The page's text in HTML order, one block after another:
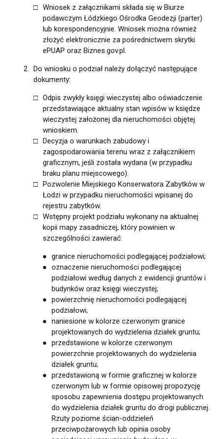
Wniosek z załącznikami składa się w Biurze
podawczym Łódzkiego Ośrodka Geodezji (parter)
lub korespondencyjnie. Wniosek można również
złożyć elektronicznie za pośrednictwem skrytki
ePUAP oraz Biznes.gov.pl.
Do wniosku o podział należy dołączyć następujące
dokumenty:
Odpis zwykły księgi wieczystej albo oświadczenie
przedstawiające aktualny stan wpisów w księdze
wieczystej założonej dla nieruchomości objętej
wnioskiem.
Decyzja o warunkach zabudowy i
zagospodarowania terenu wraz z załącznikiem
graficznym, jeśli została wydana (w przypadku
braku planu miejscowego).
Pozwolenie Miejskiego Konserwatora Zabytków w
Łodzi w przypadku nieruchomości wpisanej do
rejestru zabytków.
Wstępny projekt podziału wykonany na aktualnej
kopii mapy zasadniczej, który powinien w
szczególności zawierać:
granice nieruchomości podlegającej podziałowi;
oznaczenie nieruchomości podlegającej
podziałowi według danych z ewidencji gruntów i
budynków oraz księgi wieczystej;
powierzchnię nieruchomości podlegającej
podziałowi;
naniesione w kolorze czerwonym granice
projektowanych do wydzielenia działek gruntu;
przedstawione w kolorze czerwonym
powierzchnie projektowanych do wydzielenia
działek gruntu;
przedstawioną w formie graficznej w kolorze
czerwonym lub w formie opisowej propozycję
sposobu zapewnienia dostępu projektowanych
do wydzielenia działek gruntu do drogi publicznej.
Rzuty poziome ścian-oddzieleń
przeciwpożarowych lub opinia osoby